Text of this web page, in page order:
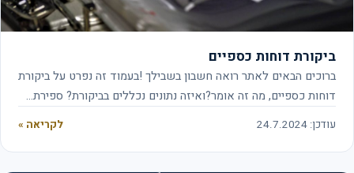
ביקורת דוחות כספיים
ברוכים הבאים לאתר רואה חשבון בשבילך !בעמוד זה נפרט על ביקורת
דוחות כספיים, מה זה אומר?ואיזה נתונים נכללים בביקורת? ספירת…
עודכן: 24.7.2024 לקריאה »